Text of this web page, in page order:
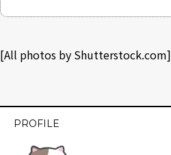
[All photos by Shutterstock.com]
PROFILE